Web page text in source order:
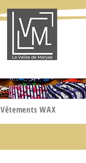
Vêtements WAX